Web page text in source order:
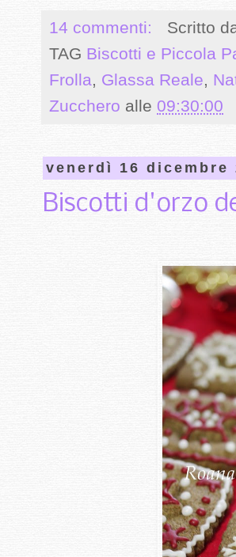
14 commenti: Scritto
TAG Biscotti e Piccola
Frolla, Glassa Reale,
Zucchero alle 09:30:00
venerdì 16 dicembre
Biscotti d'orzo